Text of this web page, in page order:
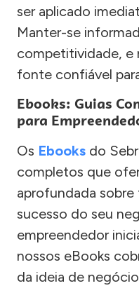
ser aplicado
Manter-se
competitividade, e
fonte confiável
Ebooks: Guias
para
Os Ebooks do
completos que
aprofundada sobre
sucesso do seu
empreendedor
nossos eBooks
da ideia de